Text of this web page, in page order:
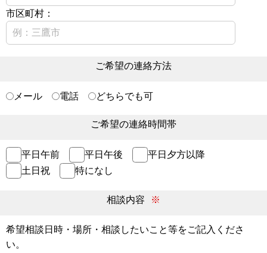
市区町村：
ご希望の連絡方法
メール 電話 どちらでも可
ご希望の連絡時間帯
平日午前 平日午後
平日夕方以降
土日祝
特になし
相談内容 ※
希望相談日時・場所・相談したいこと等をご記入くださ
い。